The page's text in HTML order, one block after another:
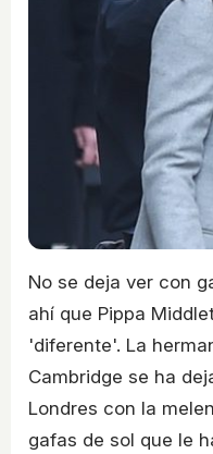
No se deja ver con
ahí que Pippa
'diferente'. La
Cambridge se ha
Londres con la
gafas de sol que le